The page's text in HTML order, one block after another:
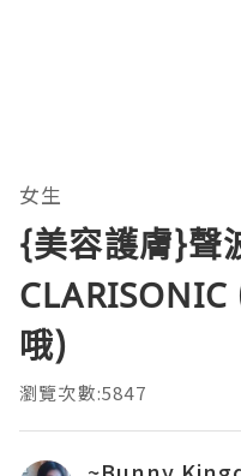
女生
{美容護膚}聲
哦)
瀏覽次數:5847